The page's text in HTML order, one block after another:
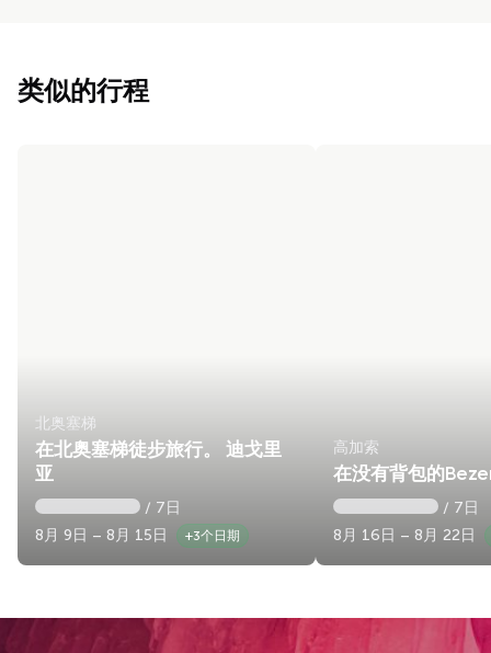
类似的行程
北奥塞梯
在北奥塞梯徒步旅行。 迪戈里
亚
/ 7日
8月 9日 – 8月 15日
+3个日期
高加索
在没有背包的
/ 7日
8月 16日 – 8月 22日